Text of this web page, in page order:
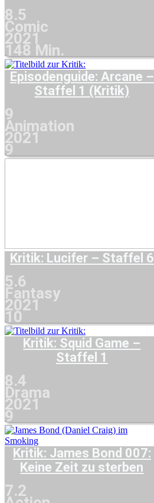
8.5
Comic
2021
148 Min.
Episodenguide: Arcane –
Staffel 1 (Kritik)
9
Animation
2021
9
Kritik: Lucifer – Staffel 6
5.6
Fantasy
2021
10
Kritik: Squid Game –
Staffel 1
8.4
Drama
2021
9
Kritik: James Bond 007:
Keine Zeit zu sterben
7.2